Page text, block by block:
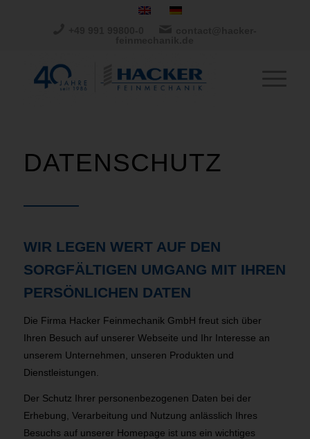
DATENSCHUTZ
WIR LEGEN WERT AUF DEN
SORGFÄLTIGEN UMGANG MIT IHREN
PERSÖNLICHEN DATEN
Die Firma Hacker Feinmechanik GmbH freut sich über
Ihren Besuch auf unserer Webseite und Ihr Interesse an
unserem Unternehmen, unseren Produkten und
Dienstleistungen.
Der Schutz Ihrer personenbezogenen Daten bei der
Erhebung, Verarbeitung und Nutzung anlässlich Ihres
Besuchs auf unserer Homepage ist uns ein wichtiges